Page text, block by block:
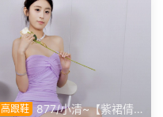
高跟鞋 877/小清~【紫裙倩